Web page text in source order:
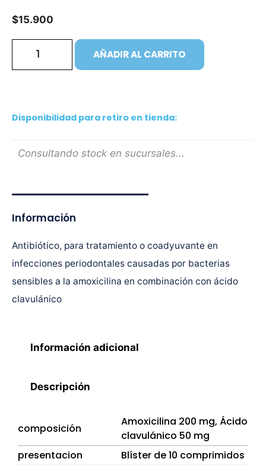
$15.900
AÑADIR AL CARRITO
Disponibilidad para retiro en tienda:
Consultando stock en sucursales...
Información
Antibiótico, para tratamiento o coadyuvante en
infecciones periodontales causadas por bacterias
sensibles a la amoxicilina en combinación con ácido
clavulánico
Información adicional
Descripción
composición
Amoxicilina 200 mg, Ácido
clavulánico 50 mg
presentacion
Blíster de 10 comprimidos